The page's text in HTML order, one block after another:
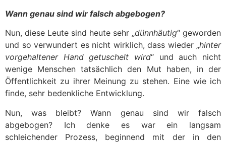
Wann genau sind wir falsch abgebogen?
Nun, diese Leute sind heute sehr „dünnhäutig“ geworden
und so verwundert es nicht wirklich, dass wieder „hinter
vorgehaltener Hand getuschelt wird“ und auch nicht
wenige Menschen tatsächlich den Mut haben, in der
Öffentlichkeit zu ihrer Meinung zu stehen. Eine wie ich
finde, sehr bedenkliche Entwicklung.
Nun, was bleibt? Wann genau sind wir falsch
abgebogen? Ich denke es war ein langsam
schleichender Prozess, beginnend mit der in den